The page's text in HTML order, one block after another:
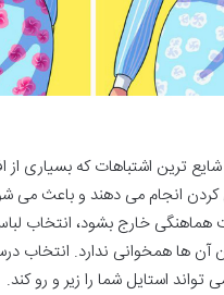
ترین اشتباهات که بسیاری از
کردن انجام می دهند و باعث
هماهنگی خارج بشود، انتخاب
آن ها همخوانی ندارد. انتخاب
تواند استایل شما را زیر و رو کند.